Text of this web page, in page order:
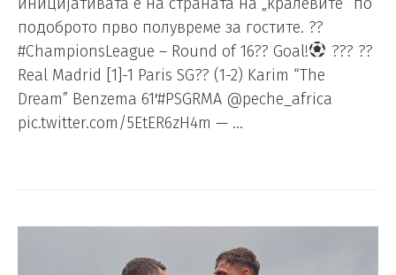
подоброто прво полувреме за гостите. ??
#ChampionsLeague – Round of 16?? Goal!
??? ??
Real Madrid [1]-1 Paris SG?? (1-2) Karim “The
Dream” Benzema 61′#PSGRMA @peche_africa
pic.twitter.com/5EtER6zH4m — …